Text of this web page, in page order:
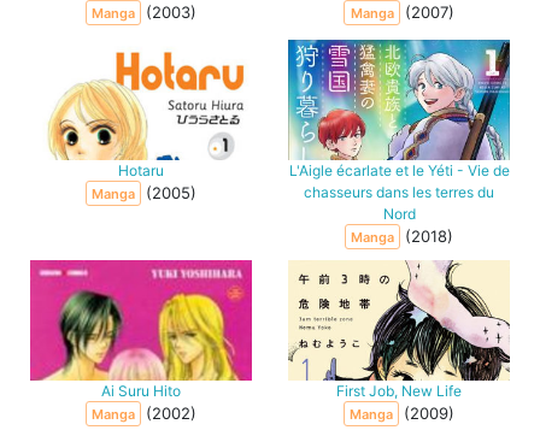
Manga (2003) Manga (2007)
Hotaru
Manga (2005)
L'Aigle écarlate et le Yéti - Vie de
chasseurs dans les terres du
Nord
Manga (2018)
Ai Suru Hito
Manga (2002)
First Job, New Life
Manga (2009)